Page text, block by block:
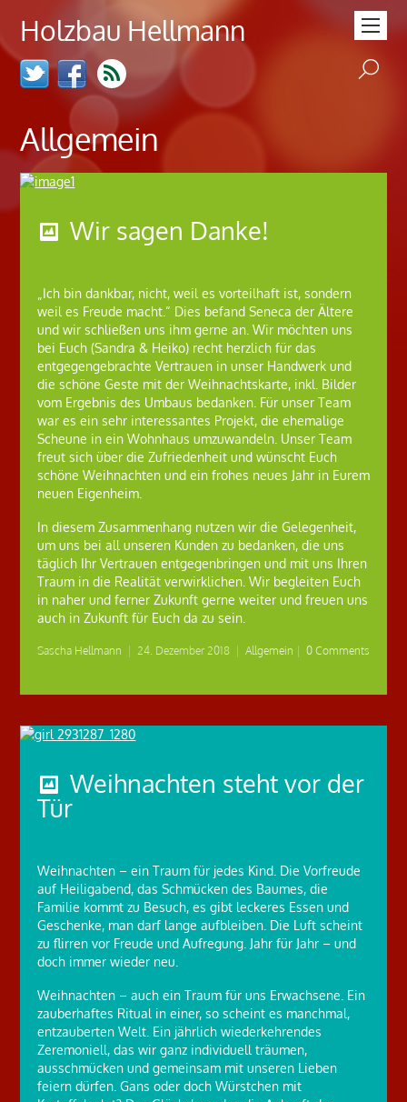
Holzbau Hellmann
Allgemein
Wir sagen Danke!
„Ich bin dankbar, nicht, weil es vorteilhaft ist, sondern
weil es Freude macht.“ Dies befand Seneca der Ältere
und wir schließen uns ihm gerne an. Wir möchten uns
bei Euch (Sandra & Heiko) recht herzlich für das
entgegengebrachte Vertrauen in unser Handwerk und
die schöne Geste mit der Weihnachtskarte, inkl. Bilder
vom Ergebnis des Umbaus bedanken. Für unser Team
war es ein sehr interessantes Projekt, die ehemalige
Scheune in ein Wohnhaus umzuwandeln. Unser Team
freut sich über die Zufriedenheit und wünscht Euch
schöne Weihnachten und ein frohes neues Jahr in Eurem
neuen Eigenheim.
In diesem Zusammenhang nutzen wir die Gelegenheit,
um uns bei all unseren Kunden zu bedanken, die uns
täglich Ihr Vertrauen entgegenbringen und mit uns Ihren
Traum in die Realität verwirklichen. Wir begleiten Euch
in naher und ferner Zukunft gerne weiter und freuen uns
auch in Zukunft für Euch da zu sein.
Sascha Hellmann 24. Dezember 2018 Allgemein 0 Comments
Weihnachten steht vor der
Tür
Weihnachten – ein Traum für jedes Kind. Die Vorfreude
auf Heiligabend, das Schmücken des Baumes, die
Familie kommt zu Besuch, es gibt leckeres Essen und
Geschenke, man darf lange aufbleiben. Die Luft scheint
zu flirren vor Freude und Aufregung. Jahr für Jahr – und
doch immer wieder neu.
Weihnachten – auch ein Traum für uns Erwachsene. Ein
zauberhaftes Ritual in einer, so scheint es manchmal,
entzauberten Welt. Ein jährlich wiederkehrendes
Zeremoniell, das wir ganz individuell träumen,
ausschmücken und gemeinsam mit unseren Lieben
feiern dürfen. Gans oder doch Würstchen mit